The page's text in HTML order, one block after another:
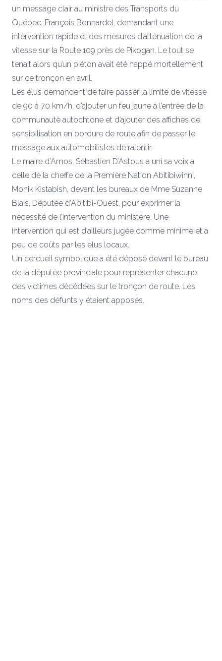
un message clair au ministre des Transports du
Québec, François Bonnardel, demandant une
intervention rapide et des mesures d’atténuation de la
vitesse sur la Route 109 près de Pikogan. Le tout se
tenait alors qu’un piéton avait été happé mortellement
sur ce tronçon en avril.
Les élus demandent de faire passer la limite de vitesse
de 90 à 70 km/h, d’ajouter un feu jaune à l’entrée de la
communauté autochtone et d’ajouter des affiches de
sensibilisation en bordure de route afin de passer le
message aux automobilistes de ralentir.
Le maire d’Amos, Sébastien D’Astous a uni sa voix a
celle de la cheffe de la Première Nation Abitibiwinni,
Monik Kistabish, devant les bureaux de Mme Suzanne
Blais, Députée d’Abitibi-Ouest, pour exprimer la
nécessité de l’intervention du ministère. Une
intervention qui est d’ailleurs jugée comme minime et à
peu de coûts par les élus locaux.
Un cercueil symbolique a été déposé devant le bureau
de la députée provinciale pour représenter chacune
des victimes décédées sur le tronçon de route. Les
noms des défunts y étaient apposés.